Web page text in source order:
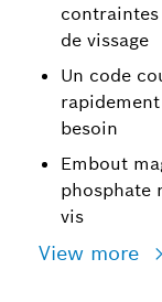
de vissage
Un code
besoin
Embout
phosphate
vis
View more